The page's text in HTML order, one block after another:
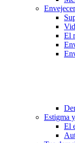
El
Estigma
El